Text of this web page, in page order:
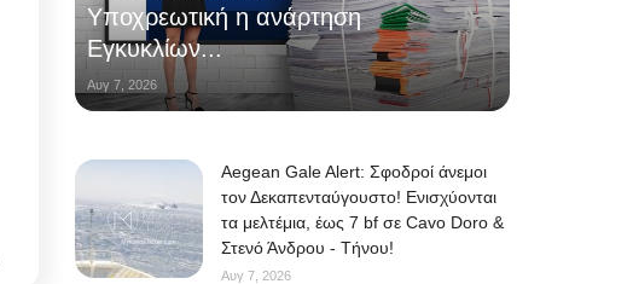
Υποχρεωτική η ανάρτηση
Εγκυκλίων...
Αυγ 7, 2026
Aegean Gale Alert: Σφοδροί άνεμοι
τον Δεκαπενταύγουστο! Ενισχύονται
τα μελτέμια, έως 7 bf σε Cavo Doro &
Στενό Άνδρου - Τήνου!
Αυγ 7, 2026